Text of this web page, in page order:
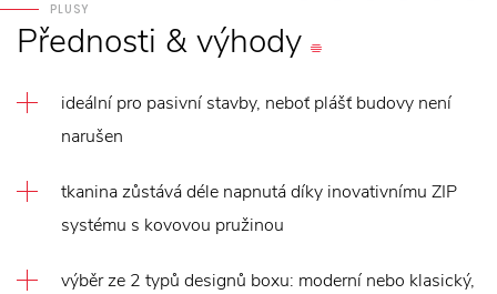
PLUSY
Přednosti &výhody
ideální pro pasivní stavby, neboť plášť budovy není
narušen
tkanina zůstává déle napnutá díky inovativnímu ZIP
systému s kovovou pružinou
výběr ze 2 typů designů boxu: moderní nebo klasický,